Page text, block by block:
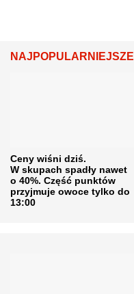
NAJPOPULARNIEJSZE
Ceny wiśni dziś.
W skupach spadły nawet
o 40%. Część punktów
przyjmuje owoce tylko do
13:00